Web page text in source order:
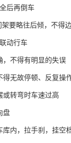
后再倒车
要略往后倾，不得
动行车
，不得有明显的失误
得无故停顿、反复操
或转弯时车速过高
盘
库内，拉手刹，挂空